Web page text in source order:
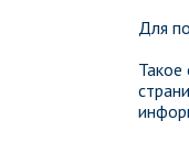
Для
Такое